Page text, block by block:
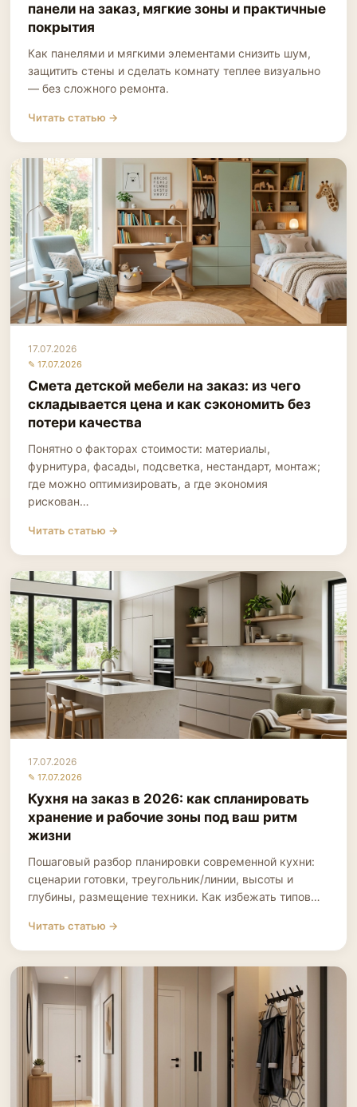
панели на заказ, мягкие зоны и практичные
покрытия
Как панелями и мягкими элементами снизить шум,
защитить стены и сделать комнату теплее визуально
— без сложного ремонта.
Читать статью →
17.07.2026
✎ 17.07.2026
Смета детской мебели на заказ: из чего
складывается цена и как сэкономить без
потери качества
Понятно о факторах стоимости: материалы,
фурнитура, фасады, подсветка, нестандарт, монтаж;
где можно оптимизировать, а где экономия
рискован…
Читать статью →
17.07.2026
✎ 17.07.2026
Кухня на заказ в 2026: как спланировать
хранение и рабочие зоны под ваш ритм
жизни
Пошаговый разбор планировки современной кухни:
сценарии готовки, треугольник/линии, высоты и
глубины, размещение техники. Как избежать типов…
Читать статью →